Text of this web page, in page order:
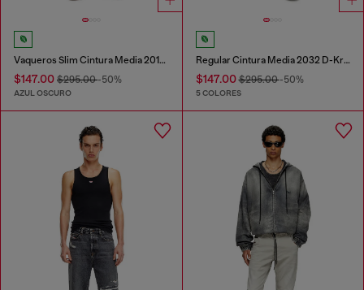
Vaqueros Slim Cintura Media 2019 D-Strukt
$147.00 $295.00-50%
AZUL OSCURO
Regular Cintura Media 2032 D-Krooley Joggjeans®
$147.00$295.00-50%
5 COLORES